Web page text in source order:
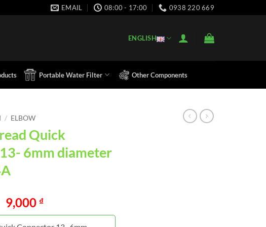
EMAIL 08:00 - 17:00 0938 220 669
ENGLISH
Portable Water Filter Other Components
/ ELBOW
Quick
6mm diameter
9,000 ₫